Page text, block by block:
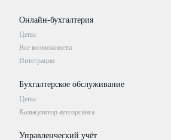
Онлайн-бухгалтерия
Цены
Все возможности
Интеграции
Бухгалтерское обслуживание
Цены
Калькулятор аутсорсинга
Управленческий учёт